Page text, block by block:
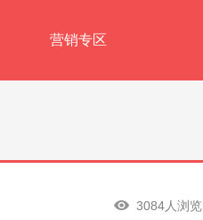
营销专区
3084人浏览